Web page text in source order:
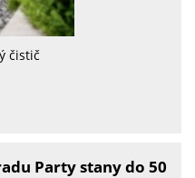
čistič
Party stany do 50